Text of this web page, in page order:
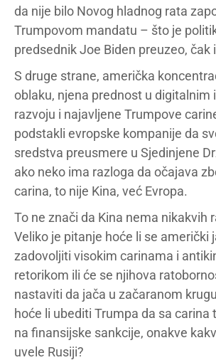
da nije bilo Novog hladnog rata
Trumpovom mandatu – što je
predsednik Joe Biden preuzeo, čak
S druge strane, američka
oblaku, njena prednost u digitalnim
razvoju i najavljene Trumpove
podstakli evropske kompanije da
sredstva preusmere u Sjedinjene
ako neko ima razloga da očajava
carina, to nije Kina, već Evropa.
To ne znači da Kina nema nikakvih
Veliko je pitanje hoće li se američki
zadovoljiti visokim carinama i
retorikom ili će se njihova
nastaviti da jača u začaranom
hoće li ubediti Trumpa da sa carina
na finansijske sankcije, onakve
uvele Rusiji?